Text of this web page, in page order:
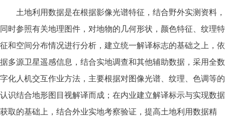
土地利用数据是在根据影像光谱特征，结合野外实测资料，
同时参照有关地理图件，对地物的几何形状，颜色特征、纹理特
征和空间分布情况进行分析，建立统一解译标志的基础之上，依
据多源卫星遥感信息，结合实地调查和其他辅助数据，采用全数
字化人机交互作业方法，主要根据对图像光谱、纹理、色调等的
认识结合地形图目视解译而成；在内业建立解译标示与实现数据
获取的基础上，结合外业实地考察验证，提高土地利用数据精